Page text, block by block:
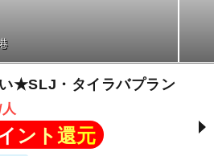
★SLJ・タイラバプラン
ント還元